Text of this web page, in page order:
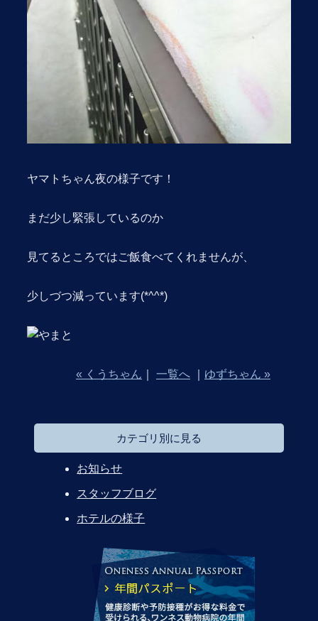
ヤマトちゃん夜の様子です！
まだ少し緊張しているのか
見てるところではご飯食べてくれませんが、
少しづつ減っています(*^^*)
« くうちゃん 一覧へ ゆずちゃん »
カテゴリ別に見る
お知らせ
スタッフブログ
ホテルの様子